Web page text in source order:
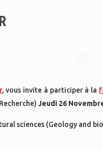
, vous invite à participer à la
Jeudi 26
sciences (Geology and